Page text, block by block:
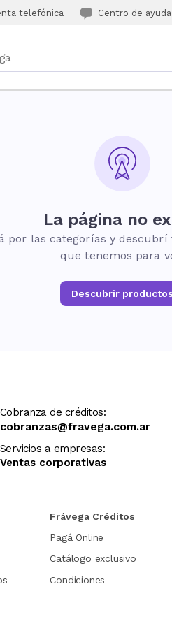
telefónica Centro de ayuda
La página no
por las categorías y
que tenemos para
Descubrir productos
Cobranza de créditos:
cobranzas@fravega.com.ar
Servicios a empresas:
Ventas corporativas
Frávega Créditos
Pagá Online
Catálogo exclusivo
Condiciones